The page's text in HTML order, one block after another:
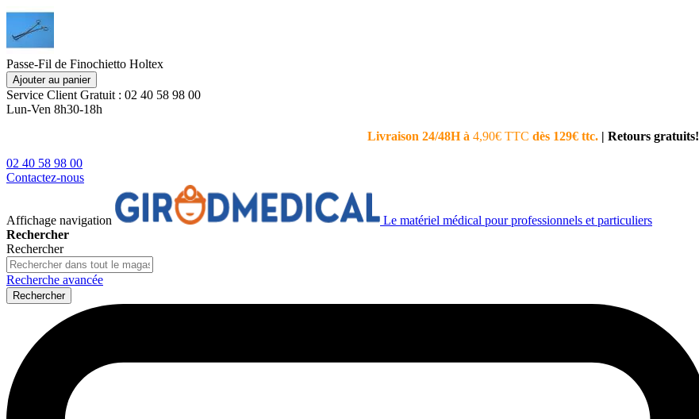
Passe-Fil de Finochietto Holtex
Ajouter au panier
Service Client Gratuit : 02 40 58 98 00
Lun-Ven 8h30-18h
Livraison 24/48H à 4,90€ TTC dès 129€ ttc. | Retours gratuits!
02 40 58 98 00
Contactez-nous
Affichage navigation
Le matériel médical pour professionnels et particuliers
Rechercher
Rechercher
Recherche avancée
Rechercher